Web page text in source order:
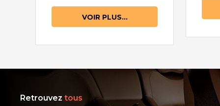
VOIR PLUS...
Retrouvez tous